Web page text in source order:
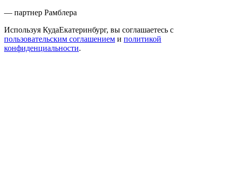
— партнер Рамблера
Используя КудаЕкатеринбург, вы соглашаетесь с
пользовательским соглашением и политикой
конфиденциальности.